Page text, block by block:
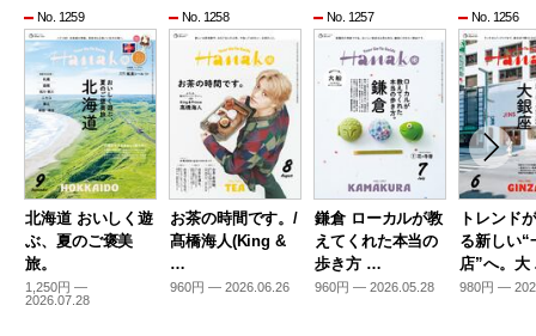
No. 1259
北海道 おいしく遊
ぶ、夏のご褒美
旅。
1,250円 —
2026.07.28
No. 1258
お茶の時間です。/
髙橋海人(King &
…
960円 — 2026.06.26
No. 1257
鎌倉 ローカルが教
えてくれた本当の
歩き方 …
960円 — 2026.05.28
No. 1256
トレンド
る新しい“
店”へ。
980円 —